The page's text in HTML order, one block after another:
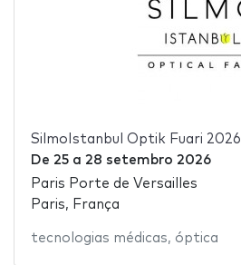
SilmoIstanbul Optik Fuari 2026
De 25a 28 setembro 2026
Paris Porte de Versailles
Paris, França
tecnologias médicas, óptica